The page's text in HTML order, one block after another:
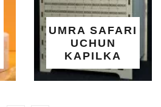
UMRA SAFARI
UCHUN
KAPILKA